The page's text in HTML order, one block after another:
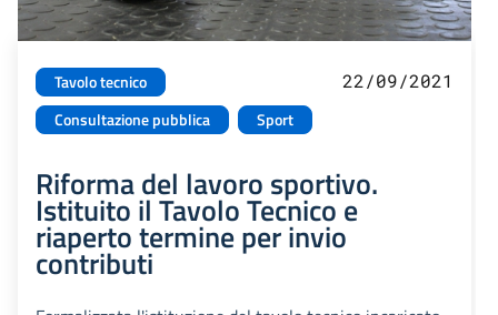
Tavolo tecnico
Consultazione pubblica
Sport
22/09/2021
Riforma del lavoro sportivo.
Istituito il Tavolo Tecnico e
riaperto termine per invio
contributi